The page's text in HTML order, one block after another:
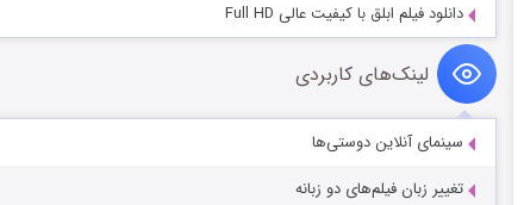
دانلود فیلم ابلق با کیفیت عالی Full HD
لینک‌های کاربردی
سینمای آنلاین دوستی‌ها
تغییر زبان فیلم‌های دو زبانه